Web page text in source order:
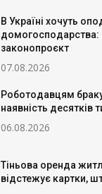
В Україні хочуть
законопроєкт
07.08.2026
Роботодавцям
наявність десятків
06.08.2026
Тіньова оренда
відстежує картки,